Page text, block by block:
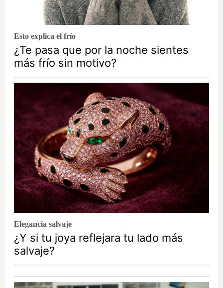
Esto explica el frío
¿Te pasa que por la noche sientes
más frío sin motivo?
Elegancia salvaje
¿Y si tu joya reflejara tu lado más
salvaje?